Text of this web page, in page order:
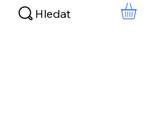
Hledat